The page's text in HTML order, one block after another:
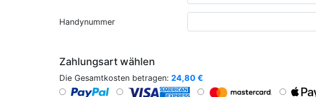
Handynummer
Zahlungsart wählen
Die Gesamtkosten betragen: 24,80 €